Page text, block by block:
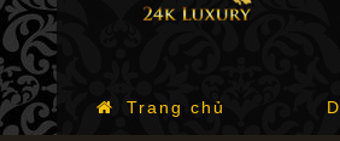
Trang chủ